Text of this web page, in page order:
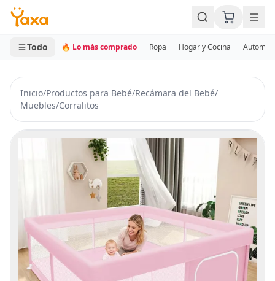
MINI CARRITO
0 productos
Todo 🔥 Lo más comprado Ropa Hogar y Cocina
Inicio/Productos para Bebé/Recámara del Bebé/
Muebles/Corralitos